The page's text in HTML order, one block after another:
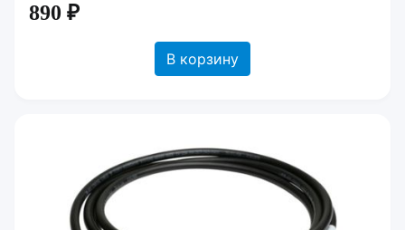
890 ₽
В корзину